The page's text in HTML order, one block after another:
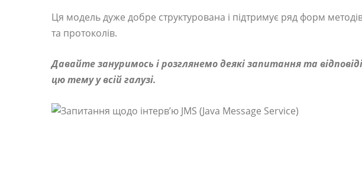
Ця модель дуже добре структурована і підтримує ряд форм
та протоколів.
Давайте зануримось і розглянемо деякі запитання та
цю тему у всій галузі.